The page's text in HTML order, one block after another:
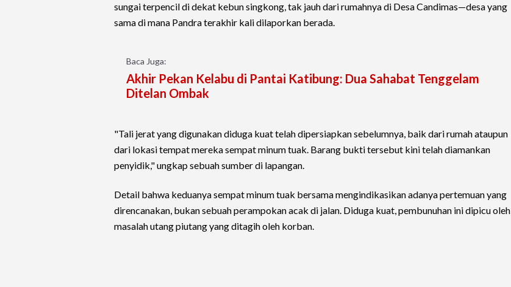
sungai terpencil di dekat kebun singkong, tak jauh dari rumahnya di Desa Candimas—desa yang
sama di mana Pandra terakhir kali dilaporkan berada.
Baca Juga:
Akhir Pekan Kelabu di Pantai Katibung: Dua Sahabat Tenggelam
Ditelan Ombak
"Tali jerat yang digunakan diduga kuat telah dipersiapkan sebelumnya, baik dari rumah ataupun
dari lokasi tempat mereka sempat minum tuak. Barang bukti tersebut kini telah diamankan
penyidik," ungkap sebuah sumber di lapangan.
Detail bahwa keduanya sempat minum tuak bersama mengindikasikan adanya pertemuan yang
direncanakan, bukan sebuah perampokan acak di jalan. Diduga kuat, pembunuhan ini dipicu oleh
masalah utang piutang yang ditagih oleh korban.